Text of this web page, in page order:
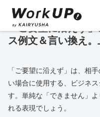
「ご要望に沿えず
ス例文＆言い換え
「ご要望に沿えず」は、相
い場合に使用する、ビジネ
す。単純な「できません」
れる表現でしょう。